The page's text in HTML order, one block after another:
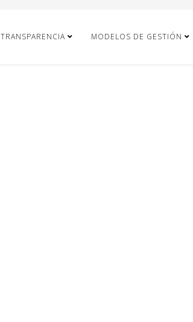
TRANSPARENCIA MODELOS DE GESTIÓN